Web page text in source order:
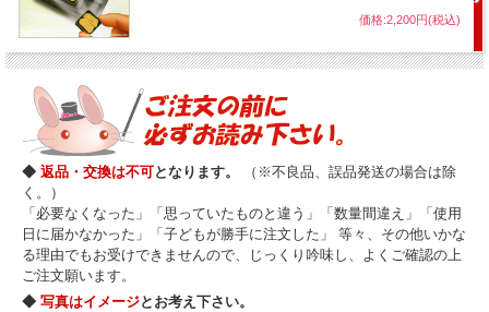
価格:2,200円(税込)
◆ 返品・交換は不可となります。
（※不良品、誤品発送の場合は除
く。）
「必要なくなった」「思っていたものと違う」「数量間違え」「使用
日に届かなかった」「子どもが勝手に注文した」 等々、その他いかな
る理由でもお受けできませんので、じっくり吟味し、よくご確認の上
ご注文願います。
◆ 写真はイメージとお考え下さい。